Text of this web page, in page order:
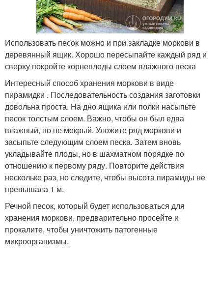
Использовать песок можно и при закладке моркови в
деревянный ящик. Хорошо пересыпайте каждый ряд и
сверху покройте корнеплоды слоем влажного песка
Интересный способ хранения моркови в виде
пирамидки . Последовательность создания заготовки
довольна проста. На дно ящика или полки насыпьте
песок толстым слоем. Важно, чтобы он был едва
влажный, но не мокрый. Уложите ряд моркови и
засыпьте следующим слоем песка. Затем вновь
укладывайте плоды, но в шахматном порядке по
отношению к первому ряду. Повторите действия
несколько раз, но следите, чтобы высота пирамиды не
превышала 1 м.
Речной песок, который будет использоваться для
хранения моркови, предварительно просейте и
прокалите, чтобы уничтожить патогенные
микроорганизмы.